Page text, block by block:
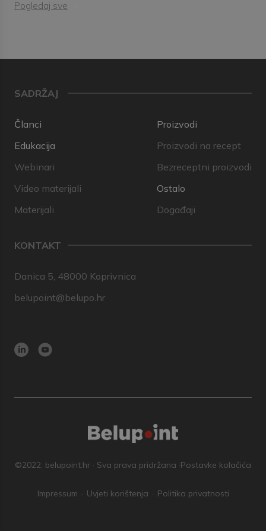
Pogledaj sve
SADRŽAJ
Članci
Edukacija
Webinari
Video materijali
Materijali
Proizvodi
Proizvodi na recept
Bezreceptni proizvodi
Ostalo
Događaji
KONTAKT
Danica 5, 48000 Koprivnica
belupoint@belupo.hr
©2022. belupoint.hr · Sva prava pridržana ·Postavke kolačića
Impressum Uvjeti korištenja Politika privatnosti